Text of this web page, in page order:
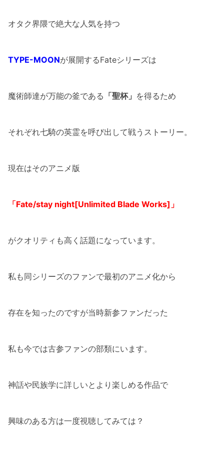
オタク界隈で絶大な人気を持つ
TYPE-MOONが展開するFateシリーズは
魔術師達が万能の釜である 「聖杯」 を得るため
それぞれ七騎の英霊を呼び出して戦うストーリー。
現在はそのアニメ版
「Fate/stay night[Unlimited Blade Works]」
がクオリティも高く話題になっています。
私も同シリーズのファンで最初のアニメ化から
存在を知ったのですが当時新参ファンだった
私も今では古参ファンの部類にいます。
神話や民族学に詳しいとより楽しめる作品で
興味のある方は一度視聴してみては？